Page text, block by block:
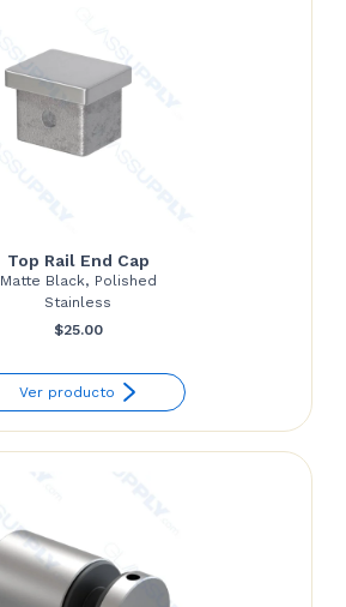
Top Rail End Cap
Matte Black, Polished
Stainless
$25.00
Ver producto